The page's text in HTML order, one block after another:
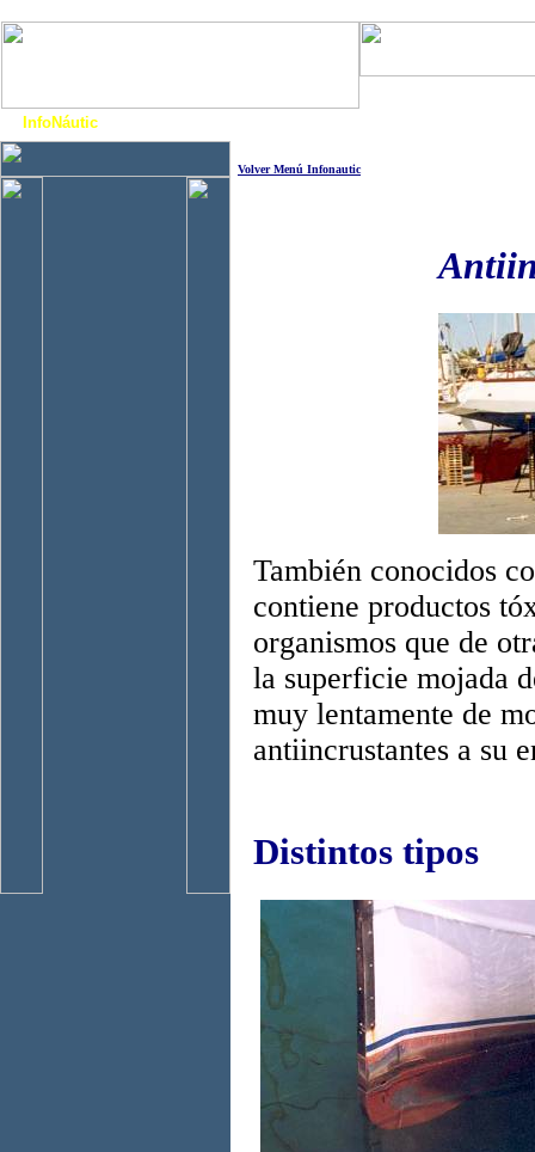
InfoNáutic
Volver Menú Infonautic
A
También conocidos
contiene productos
organismos que de
la superficie mojada
muy lentamente de
antiincrustantes a su
Distintos tipos